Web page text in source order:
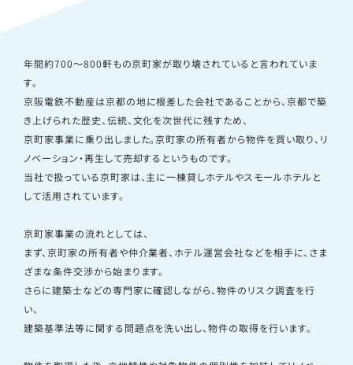
年間約700～800軒もの京町家が取り壊されていると言われていま
す。
京阪電鉄不動産は京都の地に根差した会社であることから、京都で築
き上げられた歴史、伝統、文化を次世代に残すため、
京町家事業に乗り出しました。京町家の所有者から物件を買い取り、リ
ノベーション・再生して売却するというものです。
当社で扱っている京町家は、主に一棟貸しホテルやスモールホテルと
して活用されています。
京町家事業の流れとしては、
まず、京町家の所有者や仲介業者、ホテル運営会社などを相手に、さま
ざまな条件交渉から始まります。
さらに建築士などの専門家に確認しながら、物件のリスク調査を行
い、
建築基準法等に関する問題点を洗い出し、物件の取得を行います。